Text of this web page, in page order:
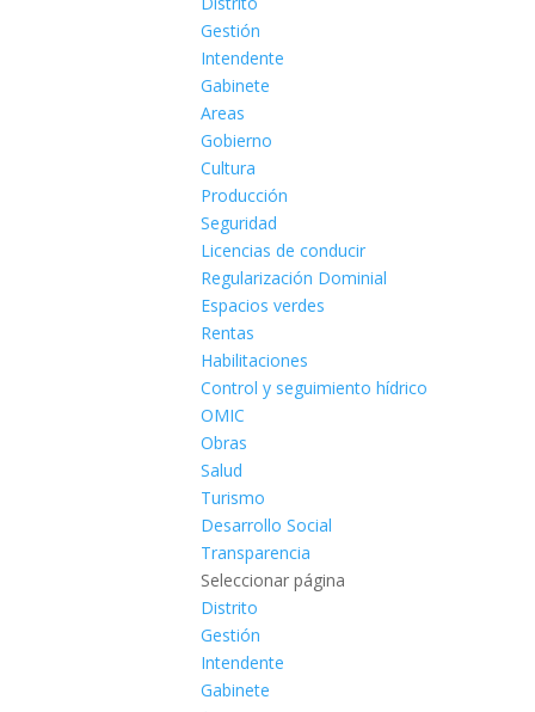
Gestión
Intendente
Gabinete
Areas
Gobierno
Cultura
Producción
Seguridad
Licencias de conducir
Regularización Dominial
Espacios verdes
Rentas
Habilitaciones
Control y seguimiento hídrico
OMIC
Obras
Salud
Turismo
Desarrollo Social
Transparencia
Seleccionar página
Distrito
Gestión
Intendente
Gabinete